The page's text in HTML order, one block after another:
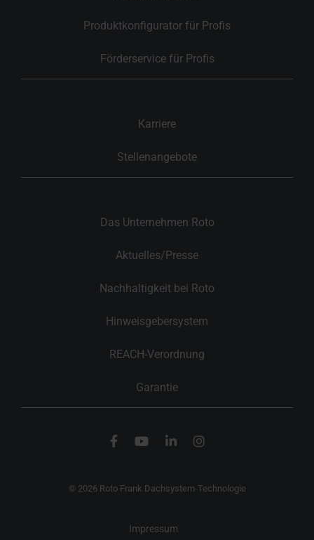
Produktkonfigurator für Profis
Förderservice für Profis
Karriere
Stellenangebote
Das Unternehmen Roto
Aktuelles/Presse
Nachhaltigkeit bei Roto
Hinweisgebersystem
REACH-Verordnung
Garantie
© 2026 Roto Frank Dachsystem-Technologie
Impressum